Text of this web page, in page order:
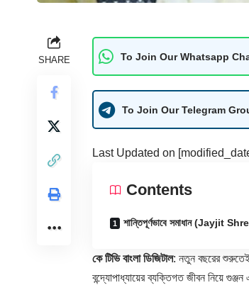
SHARE To Join Our Whatsapp
To Join Our Telegram
Last Updated on
Contents
শান্তিপূর্ণভাবে সমাধান (Jayjit
কে টিভি বাংলা ডিজিটাল: নতুন বছরের
বন্দ্যোপাধ্যায়ের ব্যক্তিগত জীবন নিয়ে গুঞ্জন